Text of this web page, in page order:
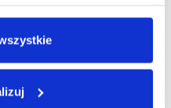
sposobu płatności
lub kartą płatniczą czas